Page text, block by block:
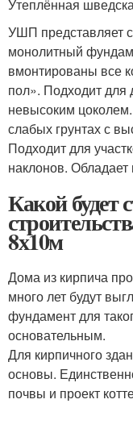
Утеплённая
УШП представляет
монолитный
вмонтированы все
пол». Подходит
невысоким
слабых грунтах с
Подходит для
наклонов.
Какой будет
8х10м
Дома из кирпича
много лет будут
фундамент для
основательным.
Для кирпичного
основы.
почвы и проект